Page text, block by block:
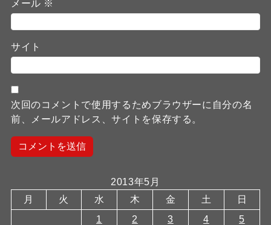
メール ※
サイト
次回のコメントで使用するためブラウザーに自分の名
前、メールアドレス、サイトを保存する。
2013年5月
月
火 水 木 金 土
日
1
2 3 4
5